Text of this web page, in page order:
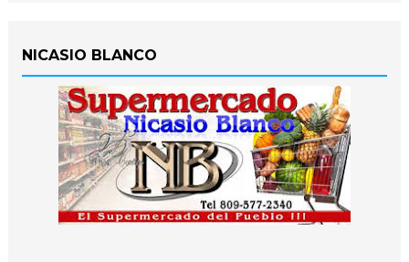
NICASIO BLANCO